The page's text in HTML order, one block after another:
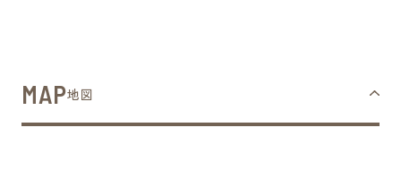
MAP地図